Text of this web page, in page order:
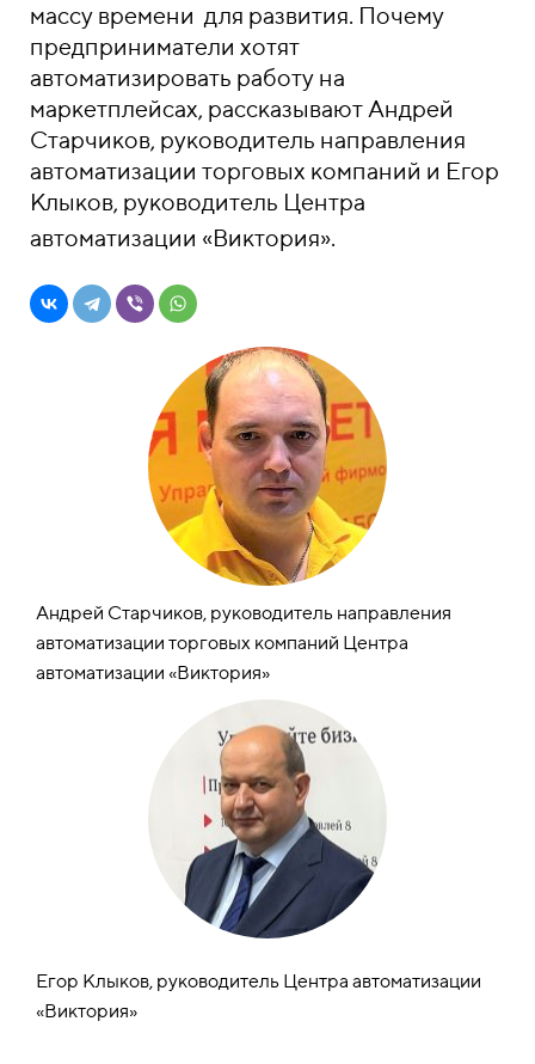
массу времени для развития. Почему
предприниматели хотят
автоматизировать работу на
маркетплейсах, рассказывают Андрей
Старчиков, руководитель направления
автоматизации торговых компаний и Егор
Клыков, руководитель Центра
автоматизации «Виктория».
Андрей Старчиков, руководитель направления
автоматизации торговых компаний Центра
автоматизации «Виктория»
Егор Клыков, руководитель Центра автоматизации
«Виктория»